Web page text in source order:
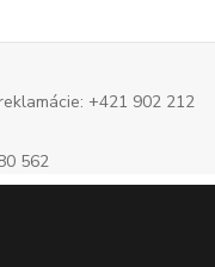
+421 902 212
562